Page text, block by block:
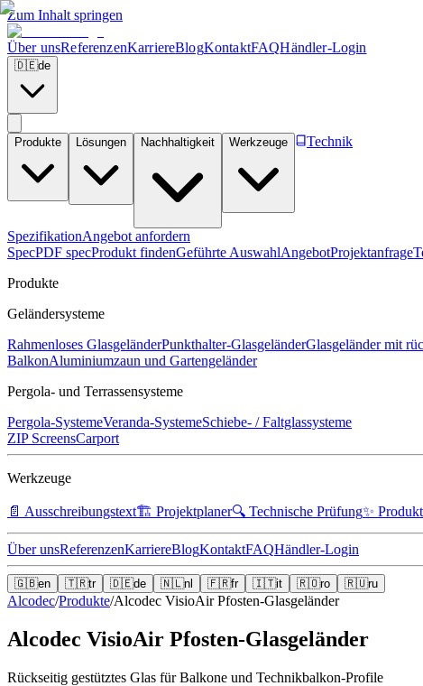
Zum Inhalt springen
Über unsReferenzenKarriereBlogKontaktFAQHändler-Login
🇩🇪de
Produkte Lösungen Nachhaltigkeit Werkzeuge Technik
SpezifikationAngebot anfordern
SpecPDF specProdukt findenGeführte AuswahlAngebotProjektanfrage
Produkte
Geländersysteme
Rahmenloses GlasgeländerPunkthalter-GlasgeländerGlasgeländer mit
BalkonAluminiumzaun und Gartengeländer
Pergola- und Terrassensysteme
Pergola-SystemeVeranda-SystemeSchiebe- / Faltglassysteme
ZIP ScreensCarport
Werkzeuge
📄 Ausschreibungstext🏗️ Projektplaner🔍 Technische Prüfung✨
Über unsReferenzenKarriereBlogKontaktFAQHändler-Login
🇬🇧en 🇹🇷tr 🇩🇪de 🇳🇱nl 🇫🇷fr 🇮🇹it 🇷🇴ro 🇷🇺ru
Alcodec/Produkte/Alcodec VisioAir Pfosten-Glasgeländer
Alcodec VisioAir Pfosten-Glasgeländer
Rückseitig gestütztes Glas für Balkone und Technikbalkon-Profile